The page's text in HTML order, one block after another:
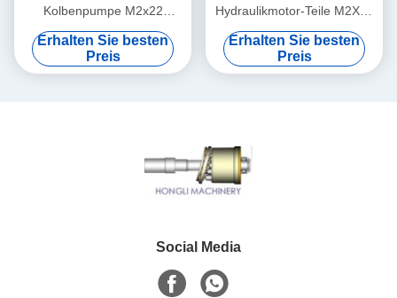
Kolbenpumpe M2x22
Kawasaki MX250 MX500
MX530 verfügbar
Erhalten Sie besten
Preis
Hydraulikmotor-Teile M2X55
MX500 für Schwingen-
Motoren des Bagger-DNB60
Erhalten Sie besten
Preis
Social Media